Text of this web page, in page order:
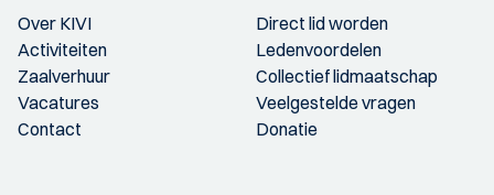
Over KIVI
Activiteiten
Zaalverhuur
Vacatures
Contact
Direct lid worden
Ledenvoordelen
Collectief lidmaatschap
Veelgestelde vragen
Donatie